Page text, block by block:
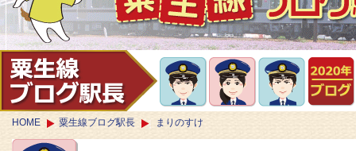
HOME 粟生線ブログ駅長 まりのすけ